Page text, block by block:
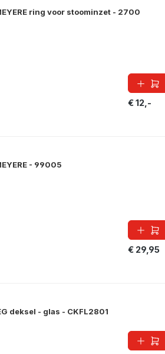
ring voor stoominzet - 2700
€ 12,-
- 99005
€ 29,95
deksel - glas - CKFL2801